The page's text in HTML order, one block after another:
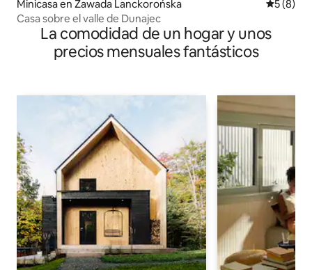
Minicasa en Zawada Lanckorońska
5 (8)
Casa sobre el valle de Dunajec
La comodidad de un hogar y unos
precios mensuales fantásticos